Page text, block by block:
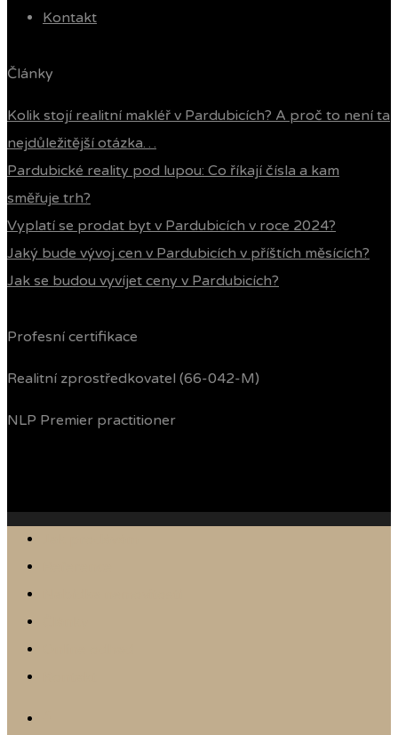
Kontakt
Články
Kolik stojí realitní makléř v Pardubicích? A proč to není ta
nejdůležitější otázka…
Pardubické reality pod lupou: Co říkají čísla a kam
směřuje trh?
Vyplatí se prodat byt v Pardubicích v roce 2024?
Jaký bude vývoj cen v Pardubicích v příštích měsících?
Jak se budou vyvíjet ceny v Pardubicích?
Profesní certifikace
Realitní zprostředkovatel (66-042-M)
NLP Premier practitioner